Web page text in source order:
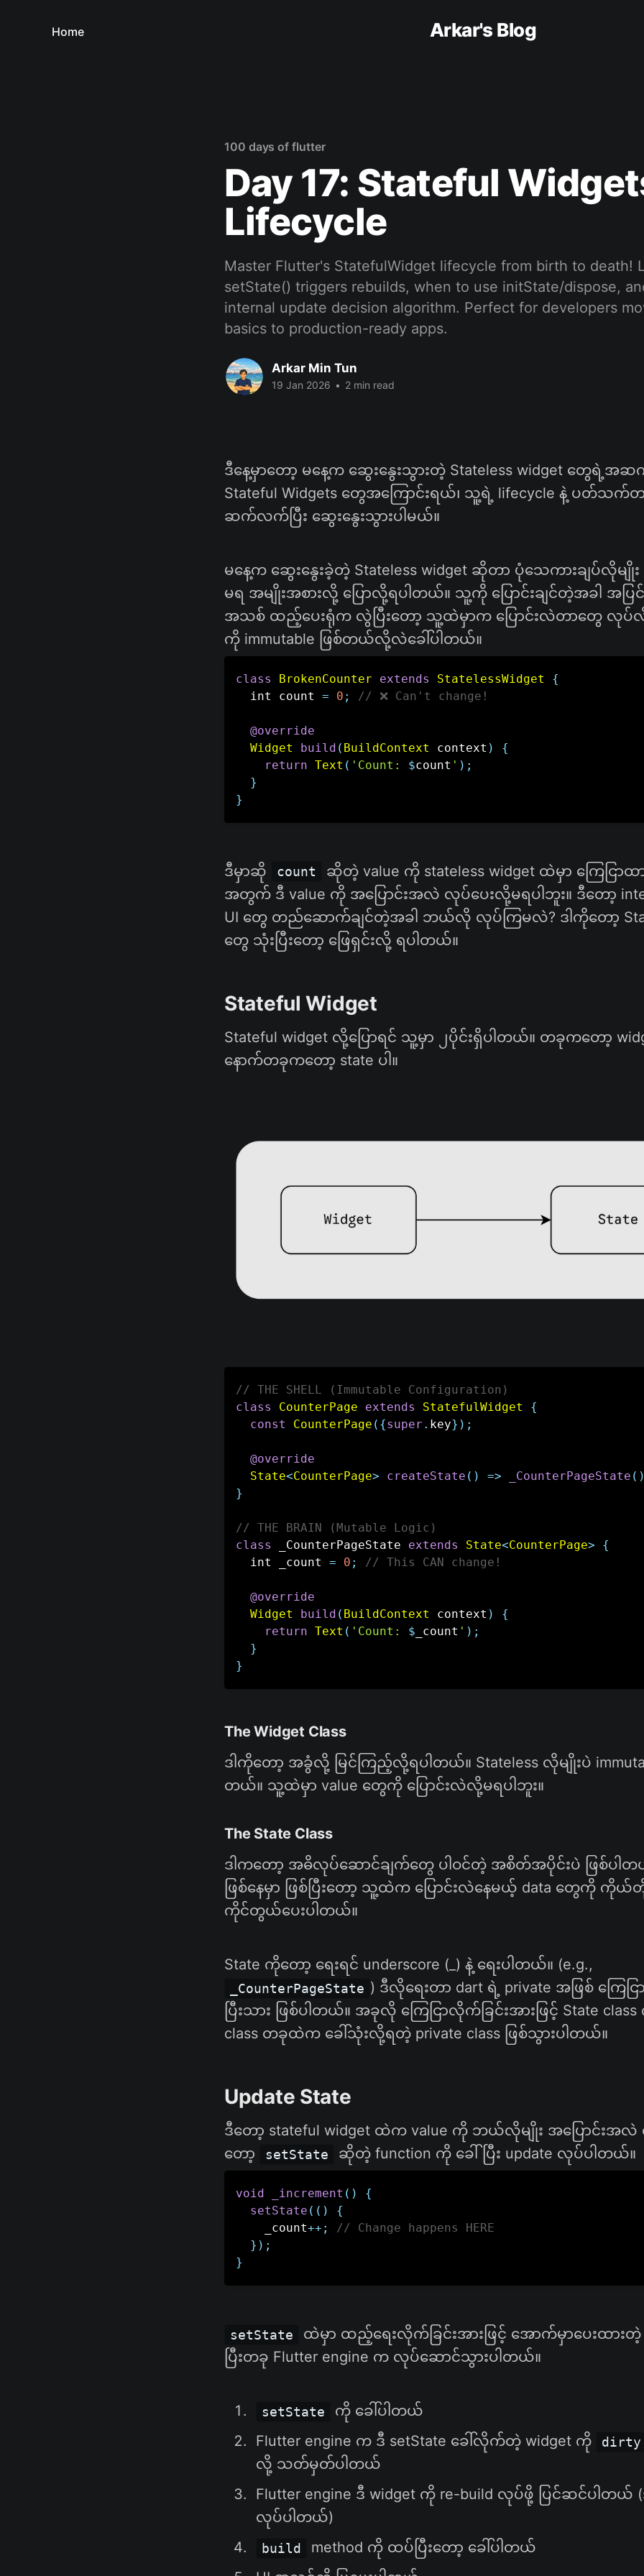
Arkar's Blog
Home
100 days of flutter
Day 17: Stateful
Lifecycle
Master Flutter's StatefulWidget lifecycle from birth to death!
setState() triggers rebuilds, when to use initState/dispose,
internal update decision algorithm. Perfect for developers
basics to production-ready apps.
Arkar Min Tun
19 Jan 2026 • 2 min read
ဒီနေ့မှာတော့ မနေ့က ဆွေးနွေးသွားတဲ့ Stateless widget တွေရဲ့အ
Stateful Widgets တွေအကြောင်းရယ်၊ သူ့ရဲ့ lifecycle နဲ့ ပတ်သ
ဆက်လက်ပြီး ဆွေးနွေးသွားပါမယ်။
မနေ့က ဆွေးနွေးခဲ့တဲ့ Stateless widget ဆိုတာ ပုံသေကားချပ်လိုမျိုး ပ
မရ အမျိုးအစားလို့ ပြောလို့ရပါတယ်။ သူ့ကို ပြောင်းချင်တဲ့အခါ အပြ
အသစ် ထည့်ပေးရုံက လွဲပြီးတော့ သူ့ထဲမှာက ပြောင်းလဲတာတွေ လုပ်လို့မ
ကို immutable ဖြစ်တယ်လို့လဲ​ခေါ်ပါတယ်။
class BrokenCounter extends StatelessWidget
{
  int count
= 0 ; // ❌ Can't change!
@override
Widget
build ( BuildContext context )
{
return Text ( 'Count: $count ' ) ;
}
}
ဒီမှာဆို count
ဆိုတဲ့ value ကို stateless widget ထဲမှာ ကြေငြာထ
အတွက် ဒီ value ကို အပြောင်းအလဲ လုပ်ပေးလို့မရပါဘူး။ ဒီတော့
UI တွေ တည်ဆောက်ချင်တဲ့အခါ ဘယ်လို လုပ်ကြမလဲ? ဒါကိုတော့
တွေ သုံးပြီးတော့ ဖြေရှင်းလို့ ရပါတယ်။
Stateful Widget
Stateful widget လို့ပြောရင် သူ့မှာ ၂ပိုင်းရှိပါတယ်။ တခုကတော့
နောက်တခုကတော့ state ပါ။
// THE SHELL (Immutable Configuration)
class
CounterPage extends StatefulWidget
{
const
CounterPage ( {super . key} ) ;
@override
State<CounterPage> createState ( ) => _CounterPageState (
}
// THE BRAIN (Mutable Logic)
class
_CounterPageState extends State<CounterPage>
{
  int _count
= 0 ; // This CAN change!
@override
Widget
build ( BuildContext context )
{
return Text ( 'Count: $ _count ' ) ;
}
}
The Widget Class
ဒါကိုတော့ အခွံလို့ မြင်ကြည့်လို့ရပါတယ်။ Stateless လိုမျိုးပဲ
တယ်။ သူ့ထဲမှာ value တွေကို ပြောင်းလဲလို့မရပါဘူး။
The State Class
ဒါကတော့ အဓိလုပ်ဆောင်ချက်တွေ ပါဝင်တဲ့ အစိတ်အပိုင်းပဲ ဖြစ်ပါတ
ဖြစ်နေမှာ ဖြစ်ပြီးတော့ သူ့ထဲက ပြောင်းလဲနေမယ့် data တွေကို ကို
ကိုင်တွယ်ပေးပါတယ်။
State ကိုတော့ ရေးရင် underscore (_) နဲ့ ရေးပါတယ်။ (e.g.,
_CounterPageState ) ဒီလိုရေးတာ dart ရဲ့ private အဖြစ် ကြေင
ပြီးသား ဖြစ်ပါတယ်။ အခုလို ကြေငြာလိုက်ခြင်းအားဖြင့် State
class တခုထဲက ခေါ်သုံးလို့ရတဲ့ private class ဖြစ်သွားပါတယ်။
Update State
ဒီတော့ stateful widget ထဲက value ကို ဘယ်လိုမျိုး အပြောင်း
တော့
setState ဆိုတဲ့ function ကို ခေါ်ပြီး update လုပ်ပါတယ်။​
void _increment ( )
{
setState ( ( )
{
    _count
++ ;
// Change happens HERE
} ) ;
}
setState
ထဲမှာ ထည့်ရေးလိုက်ခြင်းအားဖြင့် အောက်မှာပေးထာ
ပြီးတခု Flutter engine က လုပ်ဆောင်သွားပါတယ်။
setState
ကို ခေါ်ပါတယ်
Flutter engine က ဒီ setState ခေါ်လိုက်တဲ့ widget ကို
dirty
လို့ သတ်မှတ်ပါတယ်
Flutter engine ဒီ widget ကို re-build လုပ်ဖို့ ပြင်ဆင်ပါတယ်
လုပ်ပါတယ်)
build
method ကို ထပ်ပြီးတော့ ခေါ်ပါတယ်